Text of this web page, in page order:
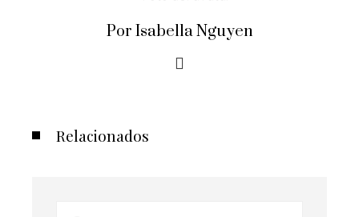
Por Isabella Nguyen
Relacionados